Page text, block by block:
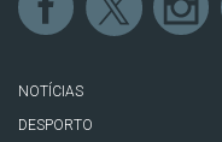
NOTÍCIAS
DESPORTO